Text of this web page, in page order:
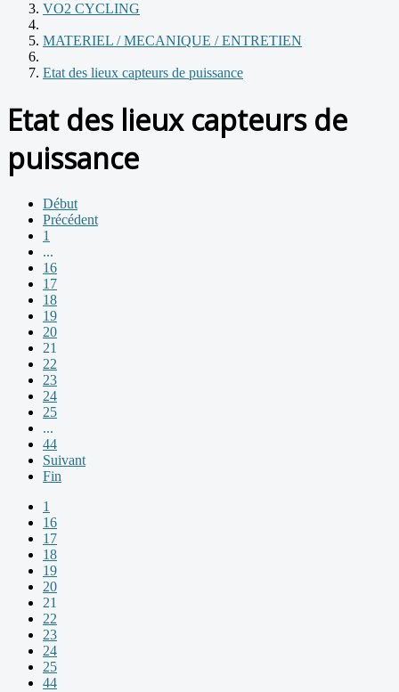
VO2 CYCLING
MATERIEL / MECANIQUE / ENTRETIEN
Etat des lieux capteurs de puissance
Etat des lieux capteurs de
puissance
Début
Précédent
1
...
16
17
18
19
20
21
22
23
24
25
...
44
Suivant
Fin
1
16
17
18
19
20
21
22
23
24
25
44